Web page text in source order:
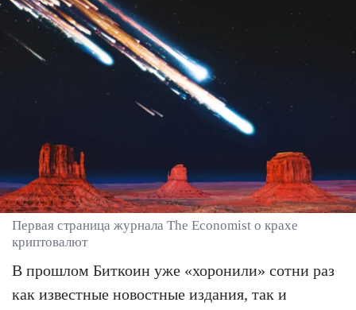
Первая страница журнала The Economist о крахе
криптовалют
В прошлом Биткоин уже «хоронили» сотни раз
как известные новостные издания, так и